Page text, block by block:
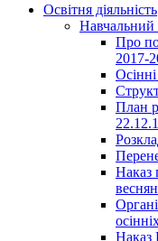
Освітня діяльність
Навчальний
Про
2017-
План
Наказ
Наказ